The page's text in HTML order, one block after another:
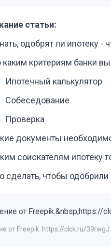
статьи:
одобрят ли ипотеку -
каким критериям банки
Ипотечный калькулятор
Собеседование
Проверка
документы
соискателям ипотеку
сделать, чтобы одобрили
от Freepik: https://clck.ru/39rwgJ